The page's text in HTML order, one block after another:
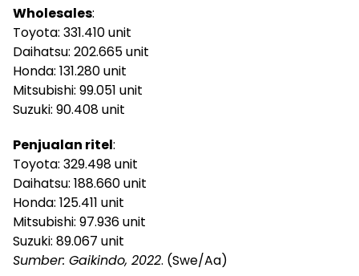
Wholesales:
Toyota: 331.410 unit
Daihatsu: 202.665 unit
Honda: 131.280 unit
Mitsubishi: 99.051 unit
Suzuki: 90.408 unit
Penjualan ritel:
Toyota: 329.498 unit
Daihatsu: 188.660 unit
Honda: 125.411 unit
Mitsubishi: 97.936 unit
Suzuki: 89.067 unit
Sumber: Gaikindo, 2022. (Swe/Aa)